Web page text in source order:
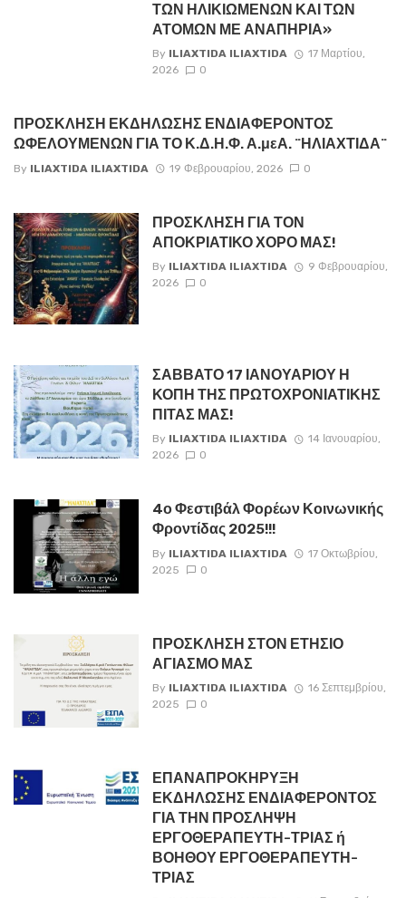
ΤΩΝ ΗΛΙΚΙΩΜΕΝΩΝ ΚΑΙ ΤΩΝ
ΑΤΟΜΩΝ ΜΕ ΑΝΑΠΗΡΙΑ»
By ILIAXTIDA ILIAXTIDA
17 Μαρτίου,
2026
0
ΠΡΟΣΚΛΗΣΗ ΕΚΔΗΛΩΣΗΣ ΕΝΔΙΑΦΕΡΟΝΤΟΣ
ΩΦΕΛΟΥΜΕΝΩΝ ΓΙΑ ΤΟ Κ.Δ.Η.Φ. Α.μεΑ. ¨ΗΛΙΑΧΤΙΔΑ¨
By ILIAXTIDA ILIAXTIDA 19 Φεβρουαρίου, 2026 0
ΠΡΟΣΚΛΗΣΗ ΓΙΑ ΤΟΝ
ΑΠΟΚΡΙΑΤΙΚΟ ΧΟΡΟ ΜΑΣ!
By ILIAXTIDA ILIAXTIDA
9 Φεβρουαρίου,
2026
0
ΣΑΒΒΑΤΟ 17 ΙΑΝΟΥΑΡΙΟΥ Η
ΚΟΠΗ ΤΗΣ ΠΡΩΤΟΧΡΟΝΙΑΤΙΚΗΣ
ΠΙΤΑΣ ΜΑΣ!
By ILIAXTIDA ILIAXTIDA
14 Ιανουαρίου,
2026
0
4ο Φεστιβάλ Φορέων Κοινωνικής
Φροντίδας 2025!!!
By ILIAXTIDA ILIAXTIDA
17 Οκτωβρίου,
2025
0
ΠΡΟΣΚΛΗΣΗ ΣΤΟΝ ΕΤΗΣΙΟ
ΑΓΙΑΣΜΟ ΜΑΣ
By ILIAXTIDA ILIAXTIDA
16 Σεπτεμβρίου,
2025
0
ΕΠΑΝΑΠΡΟΚΗΡΥΞΗ
ΕΚΔΗΛΩΣΗΣ ΕΝΔΙΑΦΕΡΟΝΤΟΣ
ΓΙΑ ΤΗΝ ΠΡΟΣΛΗΨΗ
ΕΡΓΟΘΕΡΑΠΕΥΤΗ-ΤΡΙΑΣ ή
ΒΟΗΘΟΥ ΕΡΓΟΘΕΡΑΠΕΥΤΗ-
ΤΡΙΑΣ